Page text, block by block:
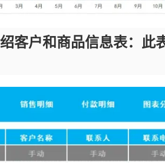
客户和商品信息表：此